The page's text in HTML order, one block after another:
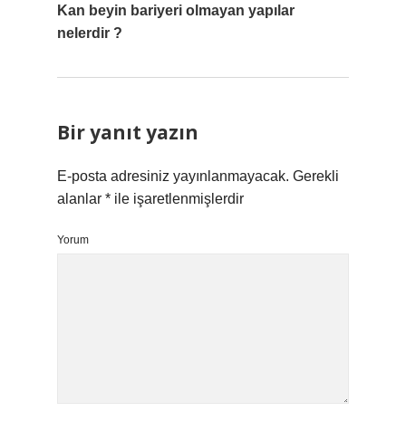
Kan beyin bariyeri olmayan yapılar
nelerdir ?
Bir yanıt yazın
E-posta adresiniz yayınlanmayacak. Gerekli
alanlar * ile işaretlenmişlerdir
Yorum